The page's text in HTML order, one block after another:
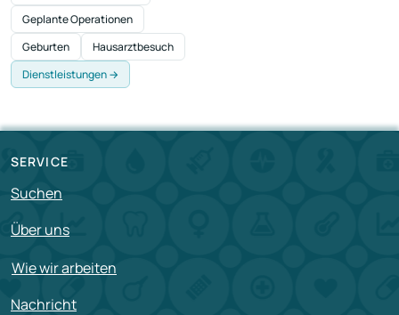
Geplante Operationen
Geburten
Hausarztbesuch
Dienstleistungen →
SERVICE
Suchen
Über uns
Wie wir arbeiten
Nachricht